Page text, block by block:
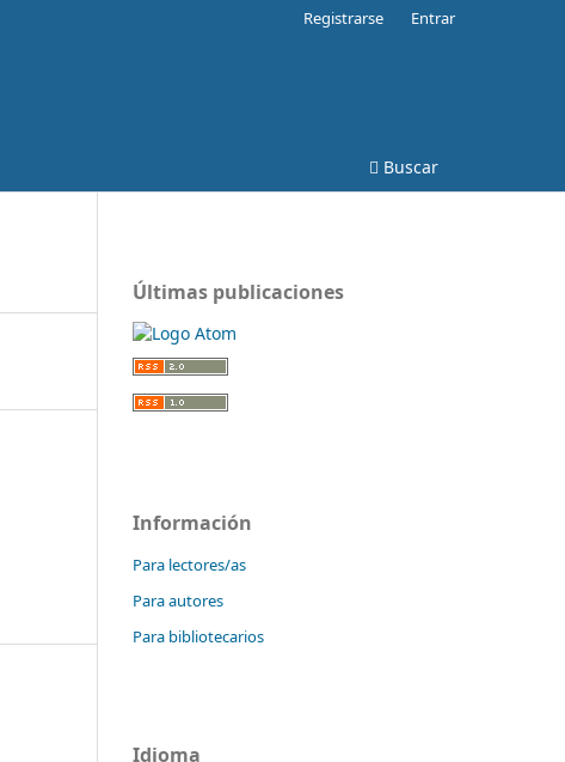
Buscar
Registrarse Entrar
Últimas publicaciones
Información
Para lectores/as
Para autores
Para bibliotecarios
Idioma